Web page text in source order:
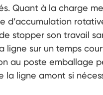
Quant à la charge
d’accumulation
stopper son travail
ligne sur un temps
au poste emballage
la ligne amont si